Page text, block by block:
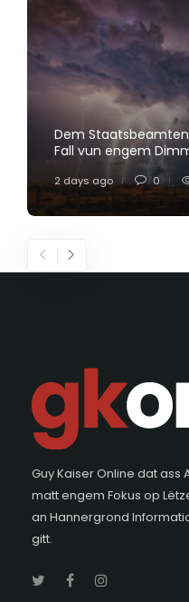
Dem
Fall vun engem
2 days ago 0
Guy Kaiser Online dat
matt engem Fokus op
an Hannergrond
gitt.